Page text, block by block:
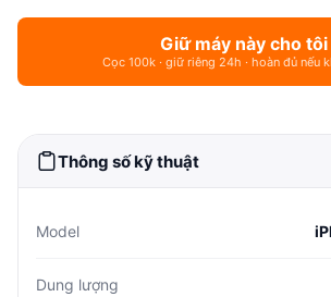
Giữ máy này cho tôi
Cọc 100k · giữ riêng 24h · hoàn đủ nếu
Thông số kỹ thuật
Model
Dung lượng